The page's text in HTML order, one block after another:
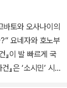
분슌》 미스터리
터리 3관왕을 달
동일 부문 3관왕
제왕임을 공고히
바토와 오사나이의
』이 발 빠르게 국
』은 ‘소시민’ 시리